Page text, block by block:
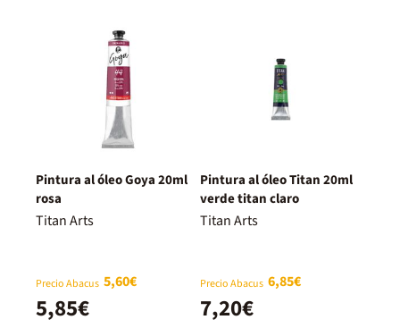
Pintura al óleo Goya 20ml
rosa
Titan Arts
Precio Abacus 5,60€
5,85€
Pintura al óleo Titan 20ml
verde titan claro
Titan Arts
Precio Abacus 6,85€
7,20€